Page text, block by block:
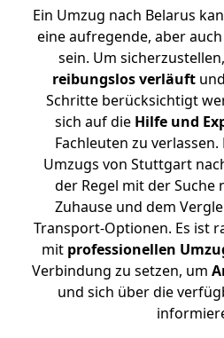
Ein Umzug nach Belarus
eine aufregende, aber
sein. Um
reibungslos verläuft
Schritte berücksichtigt
sich auf die Hilfe und
Fachleuten zu
Umzugs von Stuttgart
der Regel mit der Suche
Zuhause und dem
Transport-Optionen. Es ist
mit professionellen
Verbindung zu setzen, um
und sich über die